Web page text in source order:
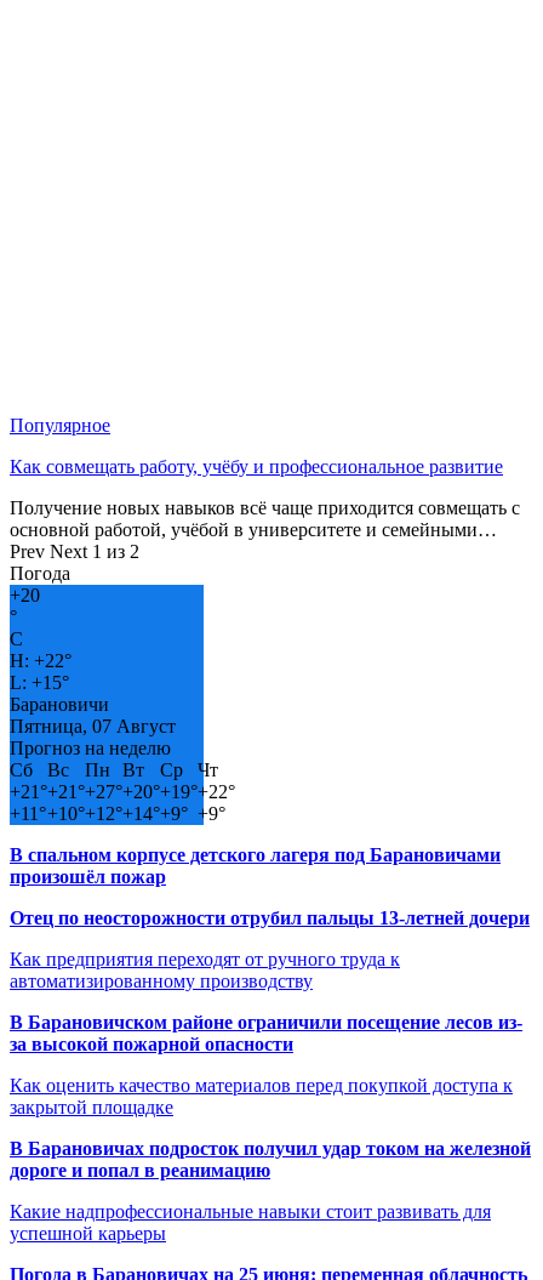
Популярное
Как совмещать работу, учёбу и профессиональное развитие
Получение новых навыков всё чаще приходится совмещать с
основной работой, учёбой в университете и семейными…
Prev Next 1 из 2
Погода
+20
°
C
H: +22°
L: +15°
Барановичи
Пятница, 07 Август
Прогноз на неделю
Сб
Вс Пн Вт Ср
Чт
+21°+21°+27°+20°+19°+22°
+11°+10°+12°+14°+9° +9°
В спальном корпусе детского лагеря под Барановичами
произошёл пожар
Отец по неосторожности отрубил пальцы 13-летней дочери
Как предприятия переходят от ручного труда к
автоматизированному производству
В Барановичском районе ограничили посещение лесов из-
за высокой пожарной опасности
Как оценить качество материалов перед покупкой доступа к
закрытой площадке
В Барановичах подросток получил удар током на железной
дороге и попал в реанимацию
Какие надпрофессиональные навыки стоит развивать для
успешной карьеры
Погода в Барановичах на 25 июня: переменная облачность